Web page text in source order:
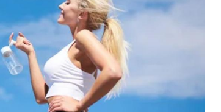
LUNDI 23 FÉVRIER 2026 - 11:09